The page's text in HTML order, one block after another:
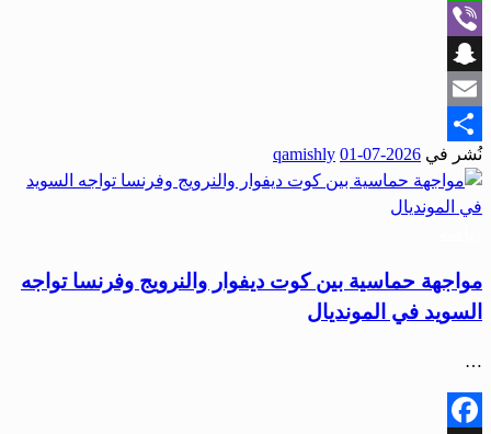
WhatsApp
Viber
Snapchat
Email
Share
نُشر في 2026-07-01
qamishly
مواجهة حماسية بين كوت ديفوار والنرويج وفرنسا تواجه
السويد في المونديال
…